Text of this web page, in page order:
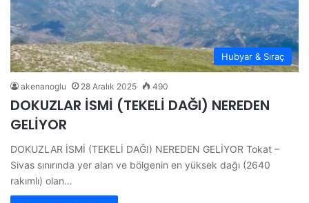
Hubyar & Sıraç
akenanoglu 28 Aralık 2025 490
DOKUZLAR İSMİ (TEKELİ DAĞI) NEREDEN
GELİYOR
DOKUZLAR İSMİ (TEKELİ DAĞI) NEREDEN GELİYOR Tokat –
Sivas sınırında yer alan ve bölgenin en yüksek dağı (2640
rakımlı) olan…